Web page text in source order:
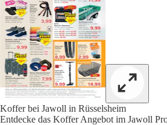
Koffer bei Jawoll in Rüsselsheim
Entdecke das Koffer Angebot im Jawoll